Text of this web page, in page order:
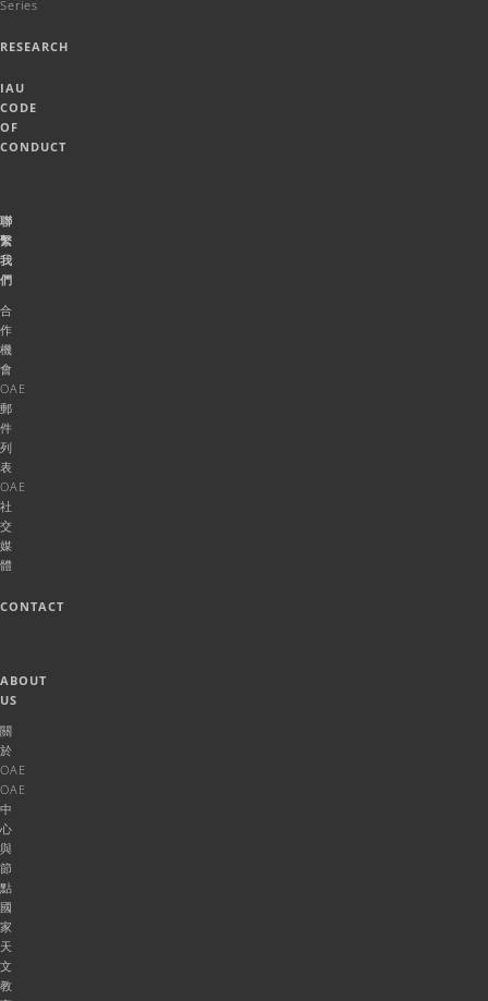
Series
RESEARCH
IAU
CODE
OF
CONDUCT
聯
繫
我
們
合
作
機
會
OAE
郵
件
列
表
OAE
社
交
媒
體
CONTACT
ABOUT
US
關
於
OAE
OAE
中
心
與
節
點
國
家
天
文
教